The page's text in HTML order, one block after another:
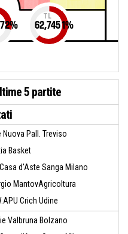
%
TL
62,7451%
5 partite
Pall. Treviso
Basket
Casa d'Aste Sanga Milano
MantovAgricoltura
Crich Udine
Valbruna Bolzano